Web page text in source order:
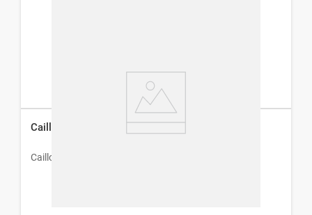
Caillomida x 20 Comprimidos
Caillon & Hamonet